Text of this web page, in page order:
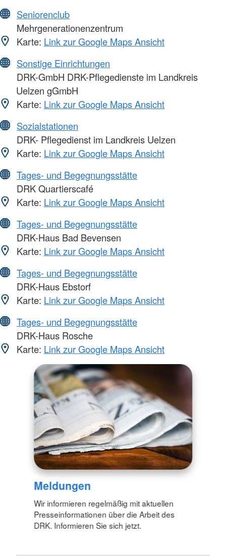
Seniorenclub
Mehrgenerationenzentrum
Karte: Link zur Google Maps Ansicht
Sonstige Einrichtungen
DRK-GmbH DRK-Pflegedienste im Landkreis
Uelzen gGmbH
Karte: Link zur Google Maps Ansicht
Sozialstationen
DRK- Pflegedienst im Landkreis Uelzen
Karte: Link zur Google Maps Ansicht
Tages- und Begegnungsstätte
DRK Quartierscafé
Karte: Link zur Google Maps Ansicht
Tages- und Begegnungsstätte
DRK-Haus Bad Bevensen
Karte: Link zur Google Maps Ansicht
Tages- und Begegnungsstätte
DRK-Haus Ebstorf
Karte: Link zur Google Maps Ansicht
Tages- und Begegnungsstätte
DRK-Haus Rosche
Karte: Link zur Google Maps Ansicht
Meldungen
Wir informieren regelmäßig mit aktuellen
Presseinformationen über die Arbeit des
DRK. Informieren Sie sich jetzt.